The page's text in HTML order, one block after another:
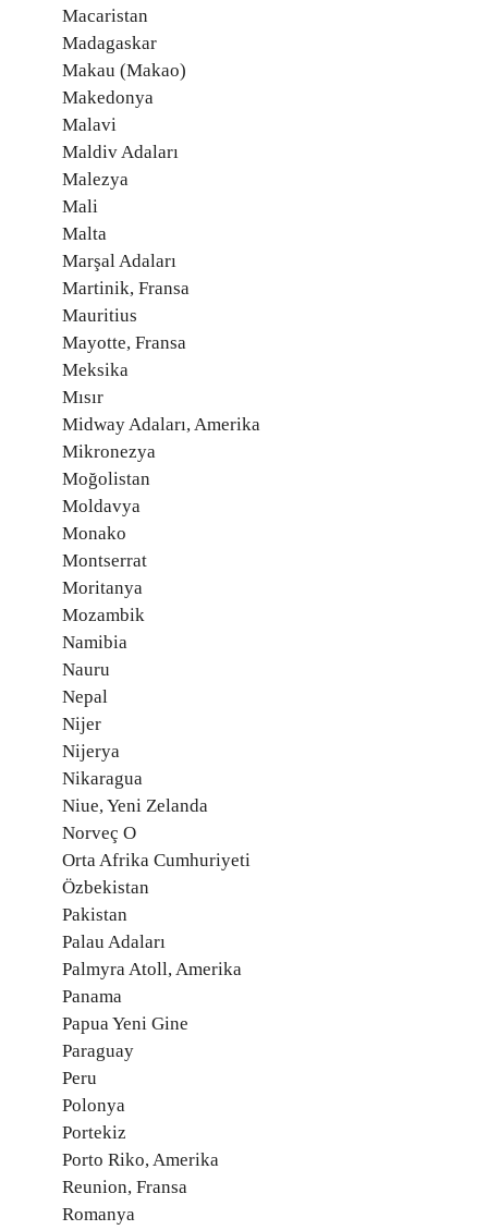
Macaristan
Madagaskar
Makau (Makao)
Makedonya
Malavi
Maldiv Adaları
Malezya
Mali
Malta
Marşal Adaları
Martinik, Fransa
Mauritius
Mayotte, Fransa
Meksika
Mısır
Midway Adaları, Amerika
Mikronezya
Moğolistan
Moldavya
Monako
Montserrat
Moritanya
Mozambik
Namibia
Nauru
Nepal
Nijer
Nijerya
Nikaragua
Niue, Yeni Zelanda
Norveç O
Orta Afrika Cumhuriyeti
Özbekistan
Pakistan
Palau Adaları
Palmyra Atoll, Amerika
Panama
Papua Yeni Gine
Paraguay
Peru
Polonya
Portekiz
Porto Riko, Amerika
Reunion, Fransa
Romanya